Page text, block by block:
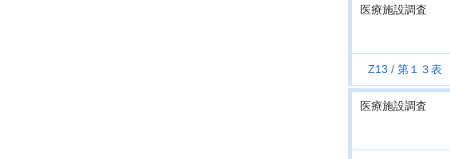
医療施設調査
Z13 第１３表
医療施設調査